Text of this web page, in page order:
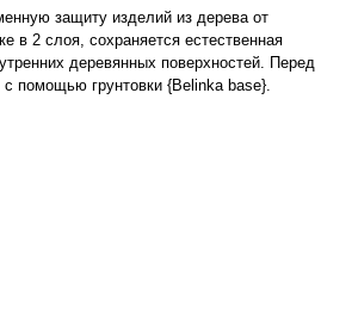
защиту изделий из дерева от
в 2 слоя, сохраняется естественная
деревянных поверхностей. Перед
помощью грунтовки {Belinka base}.